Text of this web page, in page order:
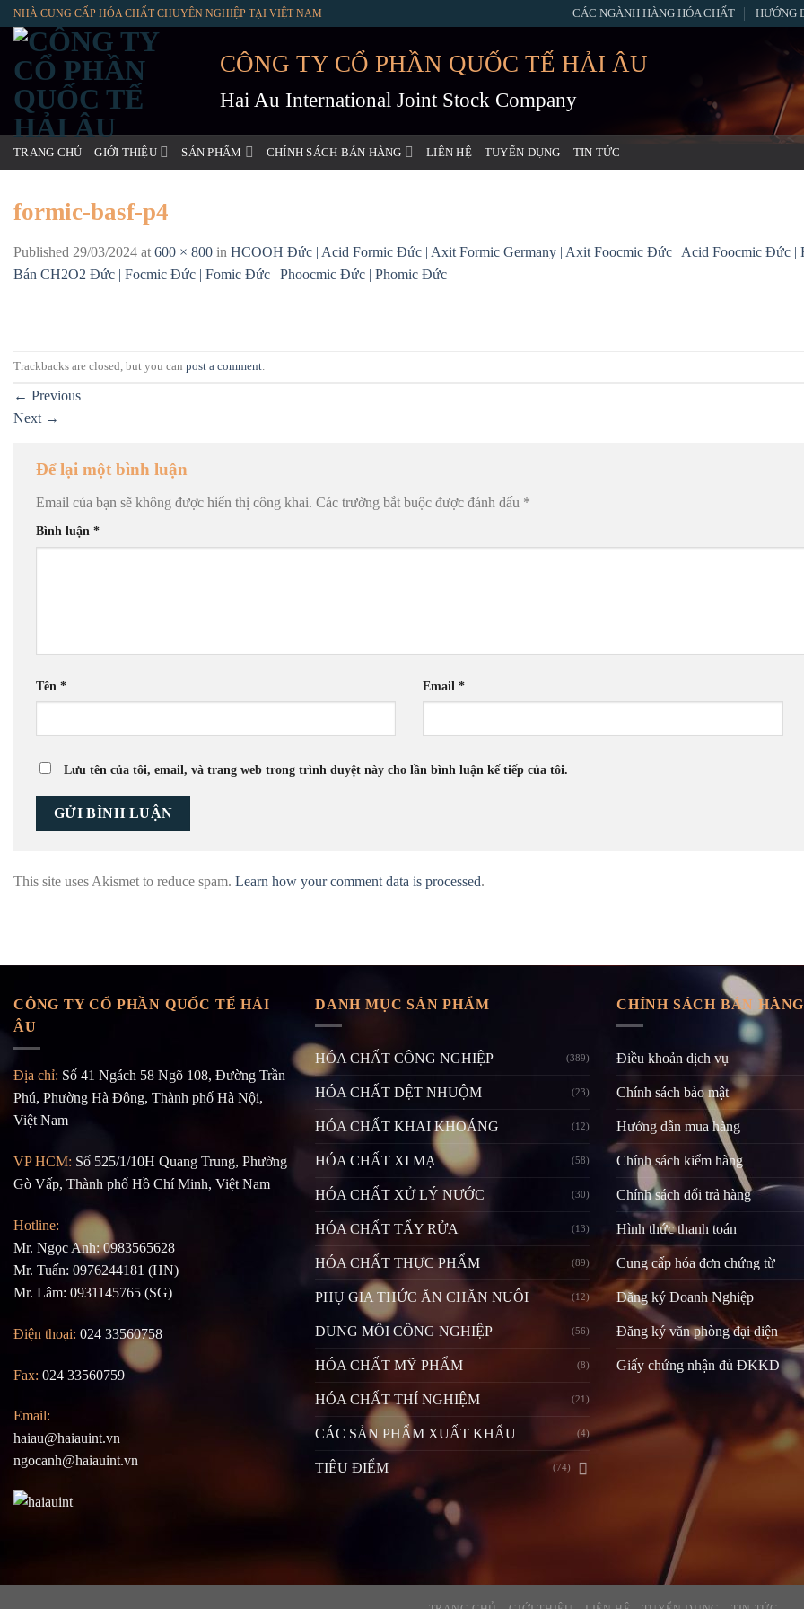
Skip
content
NHÀ CUNG CẤP HÓA CHẤT CHUYÊN NGHIỆP TẠI VIỆT NAM CÁC NGÀNH HÀNG HÓA CHẤT HƯỚNG
CÔNG TY CỔ PHẦN QUỐC TẾ HẢI ÂU
Hai Au International Joint Stock Company
TRANG CHỦ GIỚI THIỆU SẢN PHẨM CHÍNH SÁCH BÁN HÀNG LIÊN HỆ TUYỂN DỤNG TIN TỨC
formic-basf-p4
Published 29/03/2024 at 600 × 800 in HCOOH Đức | Acid Formic Đức | Axit Formic Germany | Axit Foocmic Đức | Acid Foocmic Đức
Bán CH2O2 Đức | Focmic Đức | Fomic Đức | Phoocmic Đức | Phomic Đức
Trackbacks are closed, but you can post a comment.
← Previous
Next →
Để lại một bình luận
Email của bạn sẽ không được hiển thị công khai. Các trường bắt buộc được đánh dấu *
Bình luận *
Tên * Email*
Lưu tên của tôi, email, và trang web trong trình duyệt này cho lần bình luận kế tiếp của tôi.
This site uses Akismet to reduce spam. Learn how your comment data is processed.
CÔNG TY CỔ PHẦN QUỐC TẾ HẢI
ÂU
Địa chỉ: Số 41 Ngách 58 Ngõ 108, Đường Trần
Phú, Phường Hà Đông, Thành phố Hà Nội,
Việt Nam
VP HCM: Số 525/1/10H Quang Trung, Phường
Gò Vấp, Thành phố Hồ Chí Minh, Việt Nam
Hotline:
Mr. Ngọc Anh: 0983565628
Mr. Tuấn: 0976244181 (HN)
Mr. Lâm: 0931145765 (SG)
Điện thoại: 024 33560758
Fax: 024 33560759
Email:
haiau@haiauint.vn
ngocanh@haiauint.vn
DANH MỤC SẢN PHẨM
HÓA CHẤT CÔNG NGHIỆP (389)
HÓA CHẤT DỆT NHUỘM (23)
HÓA CHẤT KHAI KHOÁNG (12)
HÓA CHẤT XI MẠ (58)
HÓA CHẤT XỬ LÝ NƯỚC (30)
HÓA CHẤT TẨY RỬA (13)
HÓA CHẤT THỰC PHẨM (89)
PHỤ GIA THỨC ĂN CHĂN NUÔI (12)
DUNG MÔI CÔNG NGHIỆP (56)
HÓA CHẤT MỸ PHẨM (8)
HÓA CHẤT THÍ NGHIỆM (21)
CÁC SẢN PHẨM XUẤT KHẨU (4)
TIÊU ĐIỂM (74)
CHÍNH SÁCH BÁN HÀNG
Điều khoản dịch vụ
Chính sách bảo mật
Hướng dẫn mua hàng
Chính sách kiểm hàng
Chính sách đổi trả hàng
Hình thức thanh toán
Cung cấp hóa đơn chứng từ
Đăng ký Doanh Nghiệp
Đăng ký văn phòng đại diện
Giấy chứng nhận đủ ĐKKD